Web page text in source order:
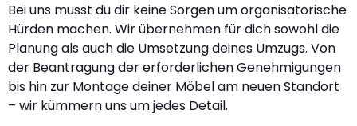
Bei uns musst du dir keine Sorgen um organisatorische
Hürden machen. Wir übernehmen für dich sowohl die
Planung als auch die Umsetzung deines Umzugs. Von
der Beantragung der erforderlichen Genehmigungen
bis hin zur Montage deiner Möbel am neuen Standort
– wir kümmern uns um jedes Detail.